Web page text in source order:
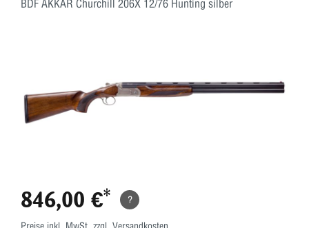
BDF AKKAR Churchill 206X 12/76 Hunting silber
846,00 €* ?